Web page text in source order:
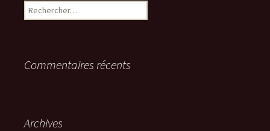
Rechercher :
Commentaires récents
Archives